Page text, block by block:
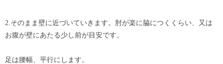
2.そのまま壁に近づいていきます。肘が楽に脇につくくらい、又は
お腹が壁にあたる少し前が目安です。
足は腰幅、平行にします。